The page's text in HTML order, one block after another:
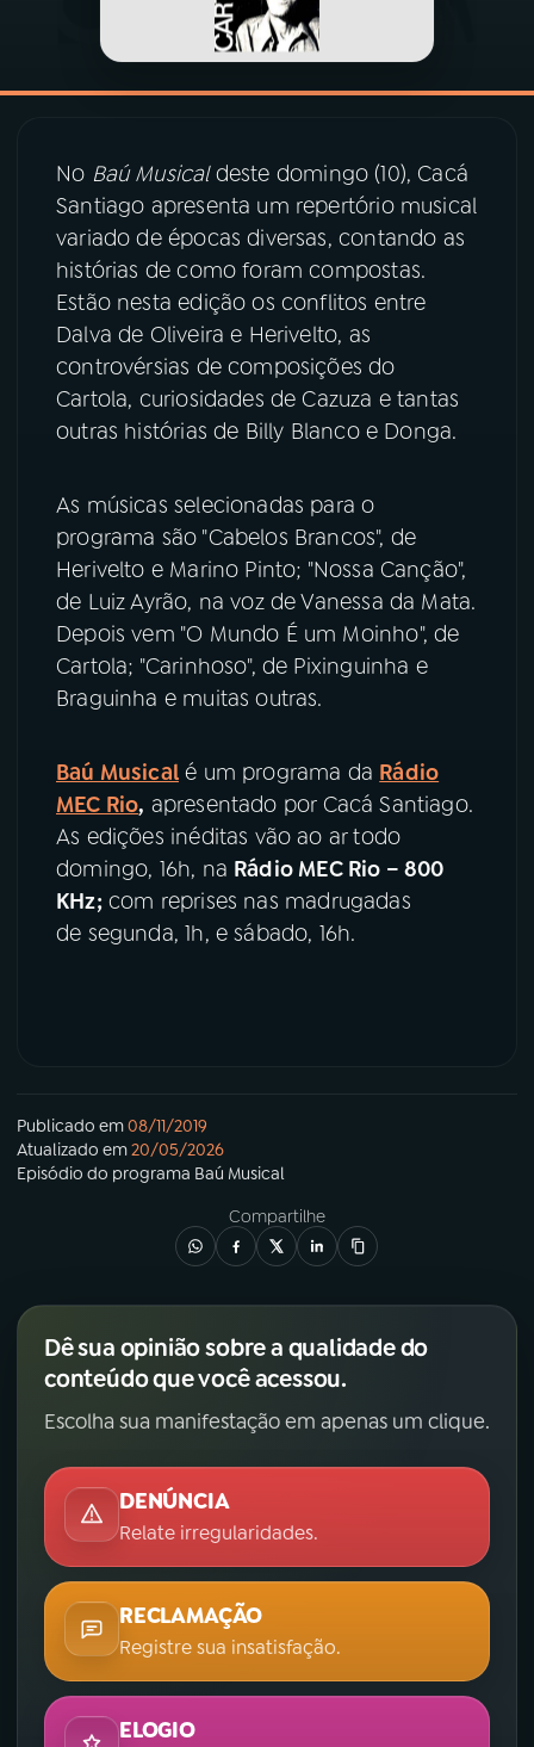
08 PRÊMIO RÁDIO MEC
ACOMPANHE A RÁDIO MEC
YouTube Facebook
Instagram X
TikTok
No Baú Musicaldeste domingo (10), Cacá
Santiago apresenta um repertório musical
variado de épocas diversas, contando as
histórias de como foram compostas.
Estão nesta edição os conflitos entre
Dalva de Oliveira e Herivelto, as
controvérsias de composições do
Cartola, curiosidades de Cazuza e tantas
outras histórias de Billy Blanco e Donga.
As músicas selecionadas para o
programa são "Cabelos Brancos", de
Herivelto e Marino Pinto; "Nossa Canção",
de Luiz Ayrão, na voz de Vanessa da Mata.
Depois vem "O Mundo É um Moinho", de
Cartola; "Carinhoso", de Pixinguinha e
Braguinha e muitas outras.
Baú Musicalé um programa da Rádio
MEC Rio, apresentado por Cacá Santiago.
As edições inéditas vão ao ar todo
domingo, 16h, na Rádio MEC Rio – 800
KHz;com reprises nas madrugadas
de segunda, 1h, e sábado, 16h.
Publicado em08/11/2019
Atualizado em20/05/2026
Episódio do programa Baú Musical
Compartilhe
Dê sua opinião sobre a qualidade do
conteúdo que você acessou.
Escolha sua manifestação em apenas um clique.
DENÚNCIA
Relate irregularidades.
RECLAMAÇÃO
Registre sua insatisfação.
ELOGIO